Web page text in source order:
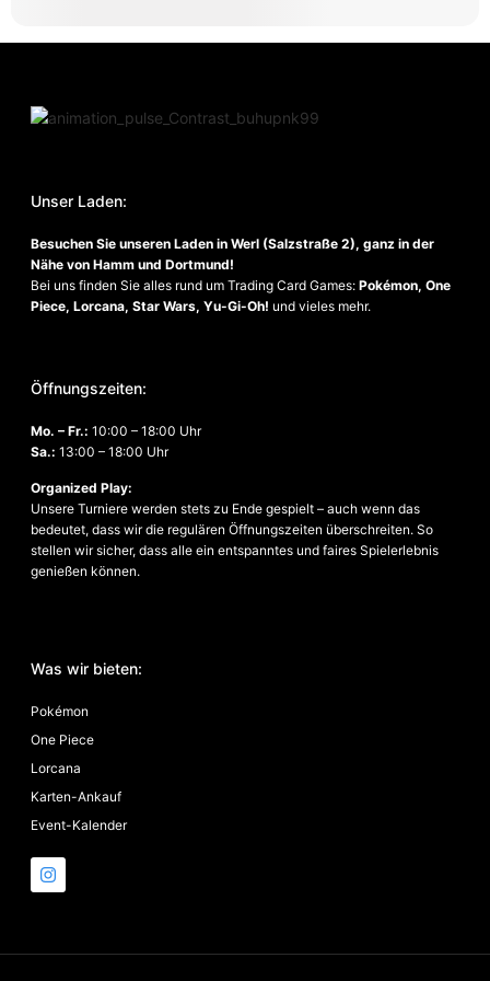
Unser Laden:
Besuchen Sie unseren Laden in Werl (Salzstraße 2), ganz in der
Nähe von Hamm und Dortmund!
Bei uns finden Sie alles rund um Trading Card Games: Pokémon, One
Piece, Lorcana, Star Wars, Yu-Gi-Oh! und vieles mehr.
Öffnungszeiten:
Mo. – Fr.: 10:00 – 18:00 Uhr
Sa.: 13:00 – 18:00 Uhr
Organized Play:
Unsere Turniere werden stets zu Ende gespielt – auch wenn das
bedeutet, dass wir die regulären Öffnungszeiten überschreiten. So
stellen wir sicher, dass alle ein entspanntes und faires Spielerlebnis
genießen können.
Was wir bieten:
Pokémon
One Piece
Lorcana
Karten-Ankauf
Event-Kalender